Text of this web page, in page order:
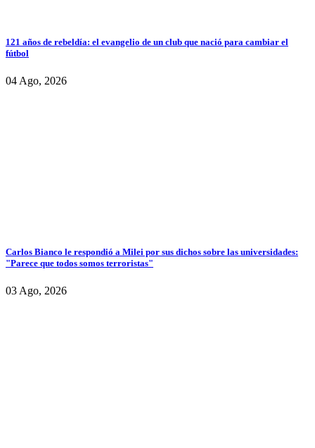
121 años de rebeldía: el evangelio de un club que nació para cambiar el
fútbol
04 Ago, 2026
Carlos Bianco le respondió a Milei por sus dichos sobre las universidades:
"Parece que todos somos terroristas"
03 Ago, 2026